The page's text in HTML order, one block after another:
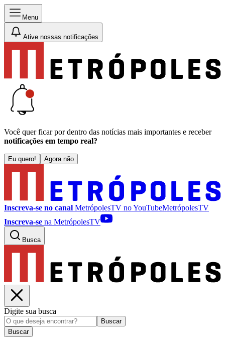
Menu
Ative nossas notificações
Você quer ficar por dentro das notícias mais importantes e receber
notificações em tempo real?
Eu quero! Agora não
Inscreva-se no canal MetrópolesTV noYouTubeMetrópolesTV
Inscreva-se na MetrópolesTV
Busca
Digite sua busca
Buscar
Buscar